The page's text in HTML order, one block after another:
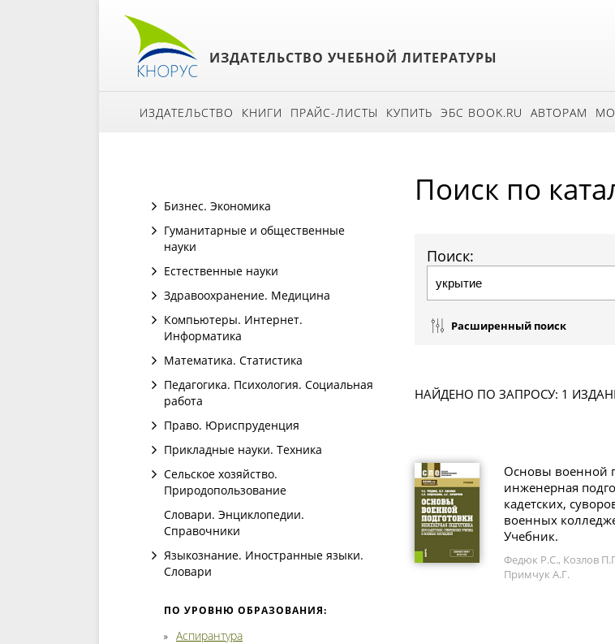
ИЗДАТЕЛЬСТВО УЧЕБНОЙ ЛИТЕРАТУРЫ
ИЗДАТЕЛЬСТВО КНИГИ ПРАЙС-ЛИСТЫ КУПИТЬ ЭБС BOOK.RU АВТОРАМ
Бизнес. Экономика
Гуманитарные и общественные
науки
Естественные науки
Здравоохранение. Медицина
Компьютеры. Интернет.
Информатика
Математика. Статистика
Педагогика. Психология. Социальная
работа
Право. Юриспруденция
Прикладные науки. Техника
Сельское хозяйство.
Природопользование
Словари. Энциклопедии.
Справочники
Языкознание. Иностранные языки.
Словари
ПО УРОВНЮ ОБРАЗОВАНИЯ:
Аспирантура
Поиск по
Поиск:
Расширенный поиск
НАЙДЕНО ПО ЗАПРОСУ: 1
Основы военной
инженерная
кадетских,
военных
Учебник.
Федюк Р.С., Козлов
Примчук А.Г.